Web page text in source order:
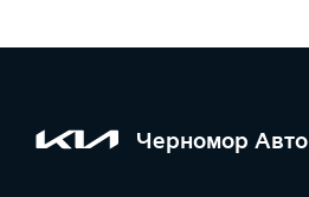
Черномор Авто